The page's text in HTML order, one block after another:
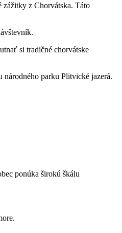
zážitky z Chorvátska. Táto
si tradičné chorvátske
parku Plitvické jazerá.
ponúka širokú škálu